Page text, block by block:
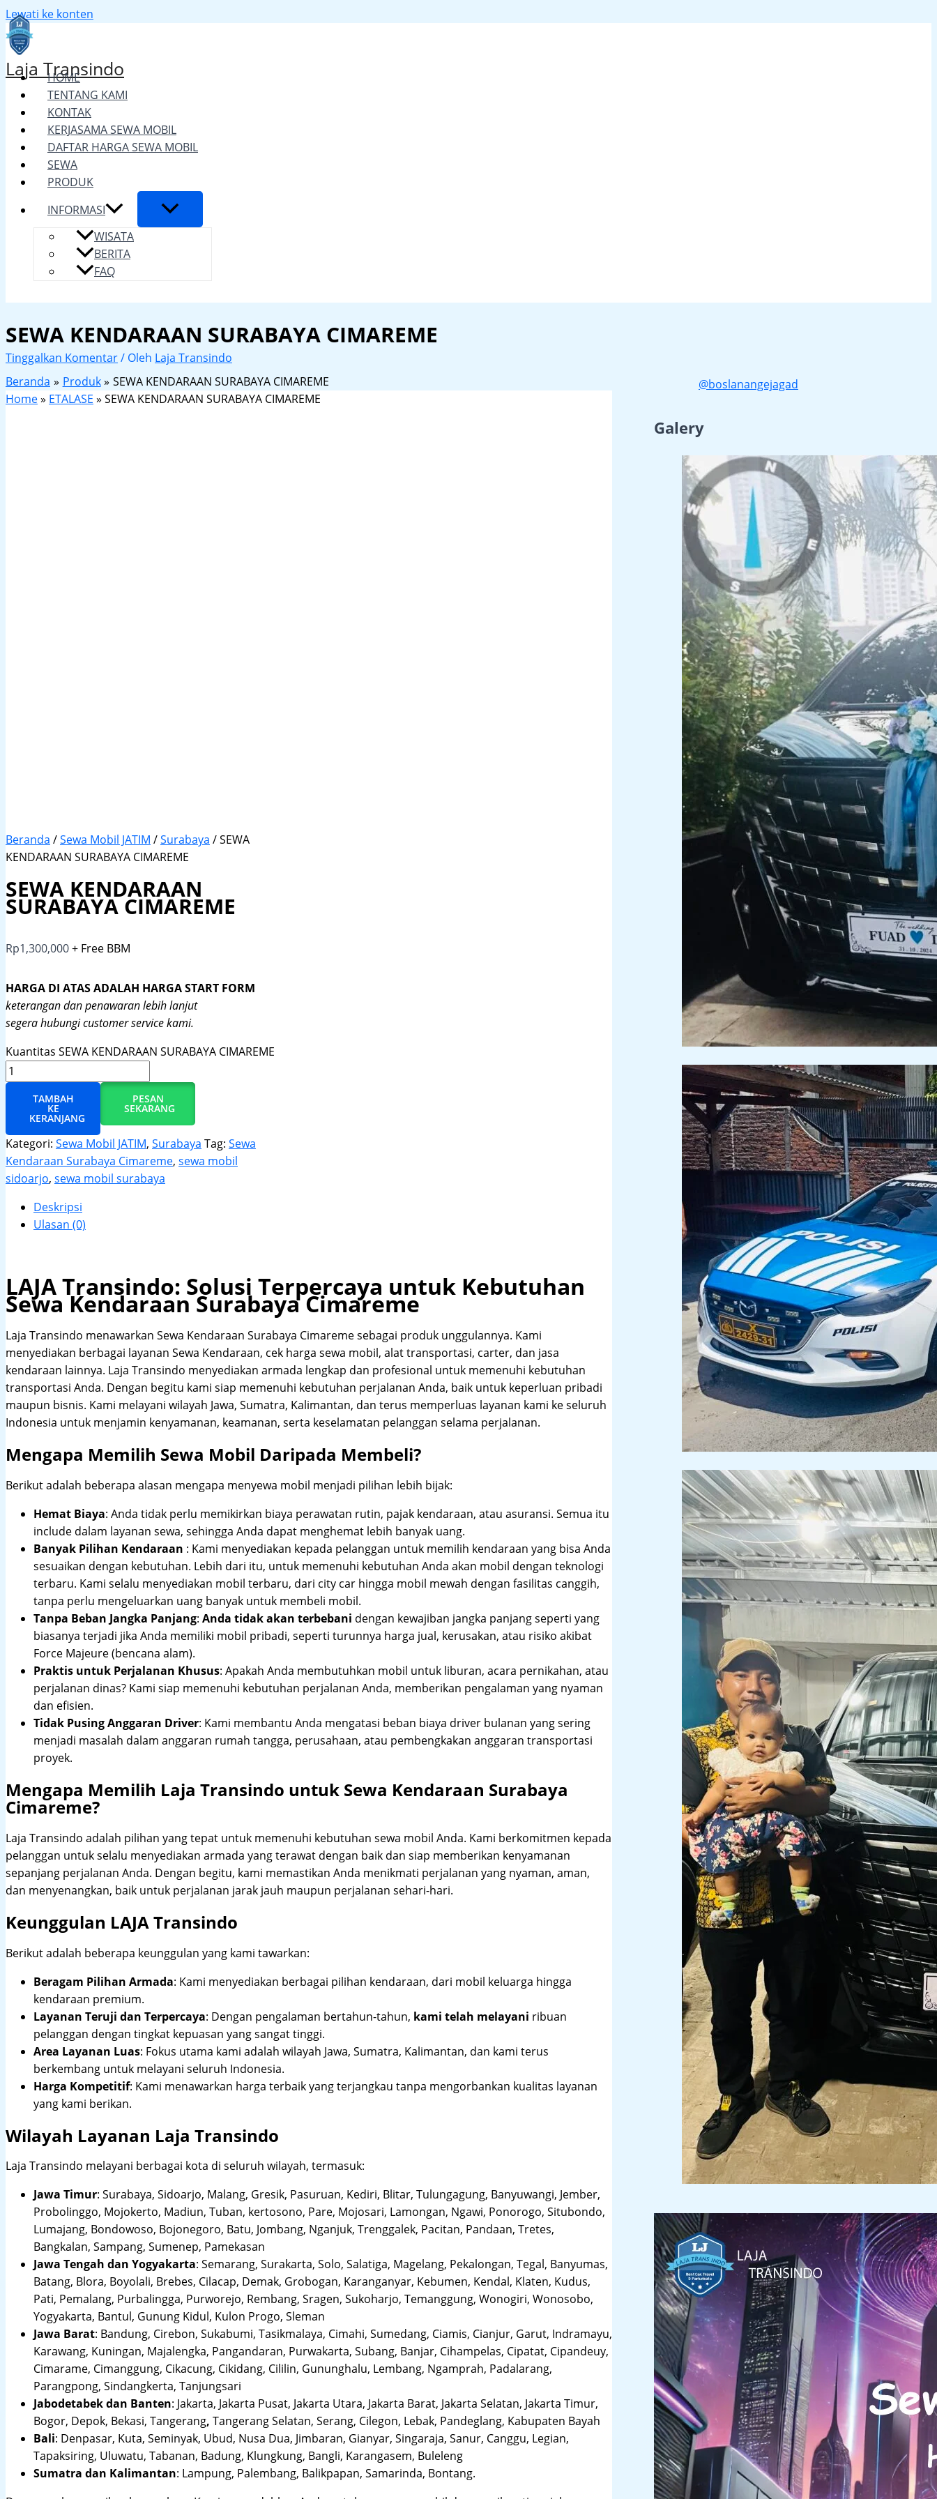
Lewati ke konten
Laja Transindo
HOME
TENTANG KAMI
KONTAK
KERJASAMA SEWA MOBIL
DAFTAR HARGA SEWA MOBIL
SEWA
PRODUK
INFORMASI
WISATA
BERITA
FAQ
SEWA KENDARAAN SURABAYA CIMAREME
Tinggalkan Komentar/ Oleh Laja Transindo
Beranda
Produk
SEWA KENDARAAN SURABAYA CIMAREME
Home» ETALASE » SEWA KENDARAAN SURABAYA CIMAREME
Beranda /Sewa Mobil JATIM /Surabaya / SEWA
KENDARAAN SURABAYA CIMAREME
SEWA KENDARAAN
SURABAYA CIMAREME
Rp1,300,000+ Free BBM
HARGA DI ATAS ADALAH HARGA START FORM
keterangan dan penawaran lebih lanjut
segera hubungi customer service kami.
Kuantitas SEWA KENDARAAN SURABAYA CIMAREME
TAMBAH
KE
KERANJANG
PESAN
SEKARANG
Kategori: Sewa Mobil JATIM, Surabaya Tag: Sewa
Kendaraan Surabaya Cimareme, sewa mobil
sidoarjo, sewa mobil surabaya
Deskripsi
Ulasan (0)
LAJA Transindo: Solusi Terpercaya untuk Kebutuhan
Sewa Kendaraan Surabaya Cimareme
Laja Transindo menawarkan Sewa Kendaraan Surabaya Cimareme sebagai produk unggulannya. Kami
menyediakan berbagai layanan Sewa Kendaraan, cek harga sewa mobil, alat transportasi, carter, dan jasa
kendaraan lainnya. Laja Transindo menyediakan armada lengkap dan profesional untuk memenuhi kebutuhan
transportasi Anda. Dengan begitu kami siap memenuhi kebutuhan perjalanan Anda, baik untuk keperluan pribadi
maupun bisnis. Kami melayani wilayah Jawa, Sumatra, Kalimantan, dan terus memperluas layanan kami ke seluruh
Indonesia untuk menjamin kenyamanan, keamanan, serta keselamatan pelanggan selama perjalanan.
Mengapa Memilih Sewa Mobil Daripada Membeli?
Berikut adalah beberapa alasan mengapa menyewa mobil menjadi pilihan lebih bijak:
Hemat Biaya: Anda tidak perlu memikirkan biaya perawatan rutin, pajak kendaraan, atau asuransi. Semua itu
include dalam layanan sewa, sehingga Anda dapat menghemat lebih banyak uang.
Banyak Pilihan Kendaraan : Kami menyediakan kepada pelanggan untuk memilih kendaraan yang bisa Anda
sesuaikan dengan kebutuhan. Lebih dari itu, untuk memenuhi kebutuhan Anda akan mobil dengan teknologi
terbaru. Kami selalu menyediakan mobil terbaru, dari city car hingga mobil mewah dengan fasilitas canggih,
tanpa perlu mengeluarkan uang banyak untuk membeli mobil.
Tanpa Beban Jangka Panjang: Anda tidak akan terbebani dengan kewajiban jangka panjang seperti yang
biasanya terjadi jika Anda memiliki mobil pribadi, seperti turunnya harga jual, kerusakan, atau risiko akibat
Force Majeure (bencana alam).
Praktis untuk Perjalanan Khusus: Apakah Anda membutuhkan mobil untuk liburan, acara pernikahan, atau
perjalanan dinas? Kami siap memenuhi kebutuhan perjalanan Anda, memberikan pengalaman yang nyaman
dan efisien.
Tidak Pusing Anggaran Driver: Kami membantu Anda mengatasi beban biaya driver bulanan yang sering
menjadi masalah dalam anggaran rumah tangga, perusahaan, atau pembengkakan anggaran transportasi
proyek.
Mengapa Memilih Laja Transindo untuk Sewa Kendaraan Surabaya
Cimareme?
Laja Transindo adalah pilihan yang tepat untuk memenuhi kebutuhan sewa mobil Anda. Kami berkomitmen kepada
pelanggan untuk selalu menyediakan armada yang terawat dengan baik dan siap memberikan kenyamanan
sepanjang perjalanan Anda. Dengan begitu, kami memastikan Anda menikmati perjalanan yang nyaman, aman,
dan menyenangkan, baik untuk perjalanan jarak jauh maupun perjalanan sehari-hari.
Keunggulan LAJA Transindo
Berikut adalah beberapa keunggulan yang kami tawarkan:
Beragam Pilihan Armada: Kami menyediakan berbagai pilihan kendaraan, dari mobil keluarga hingga
kendaraan premium.
Layanan Teruji dan Terpercaya: Dengan pengalaman bertahun-tahun, kami telah melayani ribuan
pelanggan dengan tingkat kepuasan yang sangat tinggi.
Area Layanan Luas: Fokus utama kami adalah wilayah Jawa, Sumatra, Kalimantan, dan kami terus
berkembang untuk melayani seluruh Indonesia.
Harga Kompetitif: Kami menawarkan harga terbaik yang terjangkau tanpa mengorbankan kualitas layanan
yang kami berikan.
Wilayah Layanan Laja Transindo
Laja Transindo melayani berbagai kota di seluruh wilayah, termasuk:
Jawa Timur: Surabaya, Sidoarjo, Malang, Gresik, Pasuruan, Kediri, Blitar, Tulungagung, Banyuwangi, Jember,
Probolinggo, Mojokerto, Madiun, Tuban, kertosono, Pare, Mojosari, Lamongan, Ngawi, Ponorogo, Situbondo,
Lumajang, Bondowoso, Bojonegoro, Batu, Jombang, Nganjuk, Trenggalek, Pacitan, Pandaan, Tretes,
Bangkalan, Sampang, Sumenep, Pamekasan
Jawa Tengah dan Yogyakarta: Semarang, Surakarta, Solo, Salatiga, Magelang, Pekalongan, Tegal, Banyumas,
Batang, Blora, Boyolali, Brebes, Cilacap, Demak, Grobogan, Karanganyar, Kebumen, Kendal, Klaten, Kudus,
Pati, Pemalang, Purbalingga, Purworejo, Rembang, Sragen, Sukoharjo, Temanggung, Wonogiri, Wonosobo,
Yogyakarta, Bantul, Gunung Kidul, Kulon Progo, Sleman
Jawa Barat: Bandung, Cirebon, Sukabumi, Tasikmalaya, Cimahi, Sumedang, Ciamis, Cianjur, Garut, Indramayu,
Karawang, Kuningan, Majalengka, Pangandaran, Purwakarta, Subang, Banjar, Cihampelas, Cipatat, Cipandeuy,
Cimarame, Cimanggung, Cikacung, Cikidang, Cililin, Gununghalu, Lembang, Ngamprah, Padalarang,
Parangpong, Sindangkerta, Tanjungsari
Jabodetabek dan Banten: Jakarta, Jakarta Pusat, Jakarta Utara, Jakarta Barat, Jakarta Selatan, Jakarta Timur,
Bogor, Depok, Bekasi, Tangerang, Tangerang Selatan, Serang, Cilegon, Lebak, Pandeglang, Kabupaten Bayah
Bali: Denpasar, Kuta, Seminyak, Ubud, Nusa Dua, Jimbaran, Gianyar, Singaraja, Sanur, Canggu, Legian,
Tapaksiring, Uluwatu, Tabanan, Badung, Klungkung, Bangli, Karangasem, Buleleng
Sumatra dan Kalimantan: Lampung, Palembang, Balikpapan, Samarinda, Bontang.
@boslanangejagad
Galery